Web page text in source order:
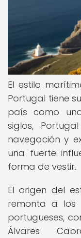
El estilo
Portugal tiene
país como
siglos,
navegación y
una fuerte
forma de vestir.
El origen del
remonta a los
portugueses,
Álvares